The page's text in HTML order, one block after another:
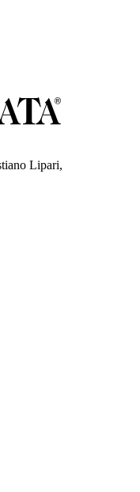
Lipari,